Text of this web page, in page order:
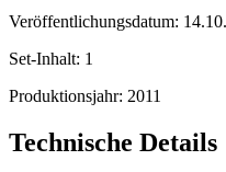
Veröffentlichungsdatum:
Set-Inhalt: 1
Produktionsjahr: 2011
Technische Details